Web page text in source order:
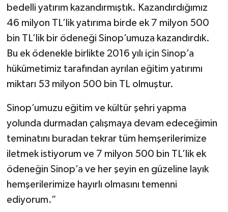
bedelli yatırım kazandırmıştık. Kazandırdığımız
46 milyon TL’lik yatırıma birde ek 7 milyon 500
bin TL’lik bir ödeneği Sinop’umuza kazandırdık.
Bu ek ödenekle birlikte 2016 yılı için Sinop’a
hükümetimiz tarafından ayrılan eğitim yatırımı
miktarı 53 milyon 500 bin TL olmuştur.
Sinop’umuzu eğitim ve kültür şehri yapma
yolunda durmadan çalışmaya devam edeceğimin
teminatını buradan tekrar tüm hemşerilerimize
iletmek istiyorum ve 7 milyon 500 bin TL’lik ek
ödeneğin Sinop’a ve her şeyin en güzeline layık
hemşerilerimize hayırlı olmasını temenni
ediyorum.”